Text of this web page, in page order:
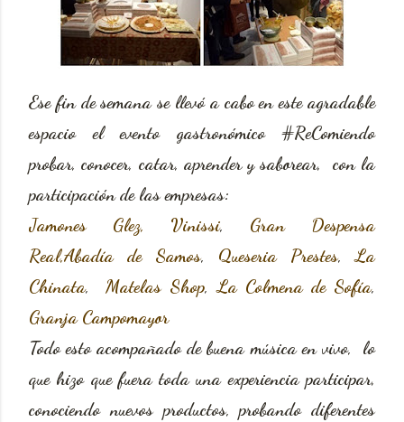
Ese fin de semana se llevó a cabo en este agradable
espacio el evento gastronómico #ReComiendo
probar, conocer, catar, aprender y saborear, con la
participación de las empresas:
Jamones Glez,
Vinissi, Gran Despensa
Real,Abadía de Samos, Queseria Prestes,La
Chinata,Matelas Shop,La Colmena de Sofía,
Granja Campomayor
Todo esto acompañado de buena música en vivo, lo
que hizo que fuera toda una experiencia participar,
conociendo nuevos productos, probando diferentes